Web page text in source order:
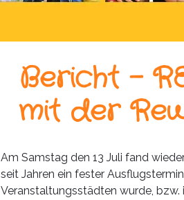
Bericht –
mit der
Am Samstag den 13 Juli fand
seit Jahren ein fester
Veranstaltungsstädten wurde, bzw.